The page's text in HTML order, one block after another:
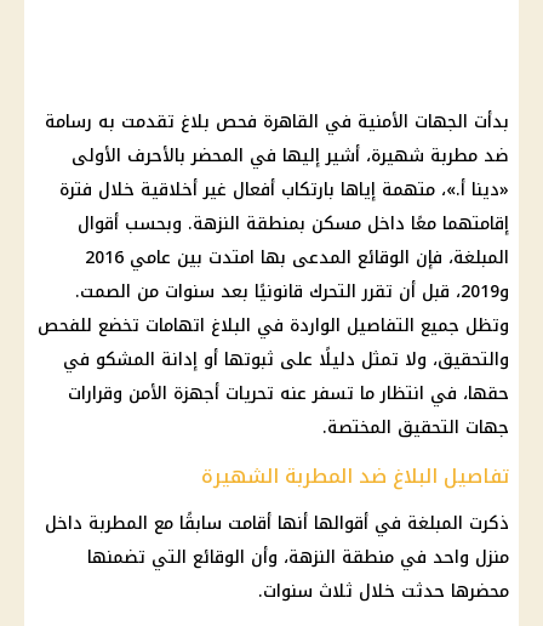
بدأت الجهات الأمنية في القاهرة فحص بلاغ تقدمت به رسامة
ضد مطربة شهيرة، أشير إليها في المحضر بالأحرف الأولى
«دينا أ.»، متهمة إياها بارتكاب أفعال غير أخلاقية خلال فترة
إقامتهما معًا داخل مسكن بمنطقة النزهة. وبحسب أقوال
المبلغة، فإن الوقائع المدعى بها امتدت بين عامي 2016
و2019، قبل أن تقرر التحرك قانونيًا بعد سنوات من الصمت.
وتظل جميع التفاصيل الواردة في البلاغ اتهامات تخضع للفحص
والتحقيق، ولا تمثل دليلًا على ثبوتها أو إدانة المشكو في
حقها، في انتظار ما تسفر عنه تحريات أجهزة الأمن وقرارات
جهات التحقيق المختصة.
تفاصيل البلاغ ضد المطربة الشهيرة
ذكرت المبلغة في أقوالها أنها أقامت سابقًا مع المطربة داخل
منزل واحد في منطقة النزهة، وأن الوقائع التي تضمنها
محضرها حدثت خلال ثلاث سنوات.